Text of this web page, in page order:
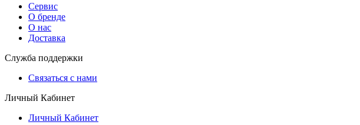
Сервис
О бренде
О нас
Доставка
Служба поддержки
Связаться с нами
Личный Кабинет
Личный Кабинет